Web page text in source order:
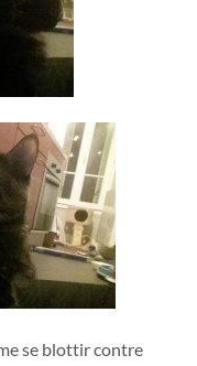
se blottir contre